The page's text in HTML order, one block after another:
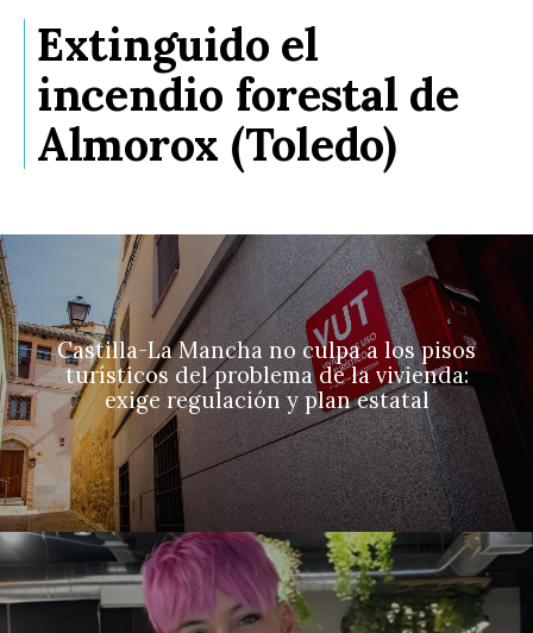
Extinguido el
incendio forestal de
Almorox (Toledo)
Castilla-La Mancha no culpa a los pisos
turísticos del problema de la vivienda:
exige regulación y plan estatal